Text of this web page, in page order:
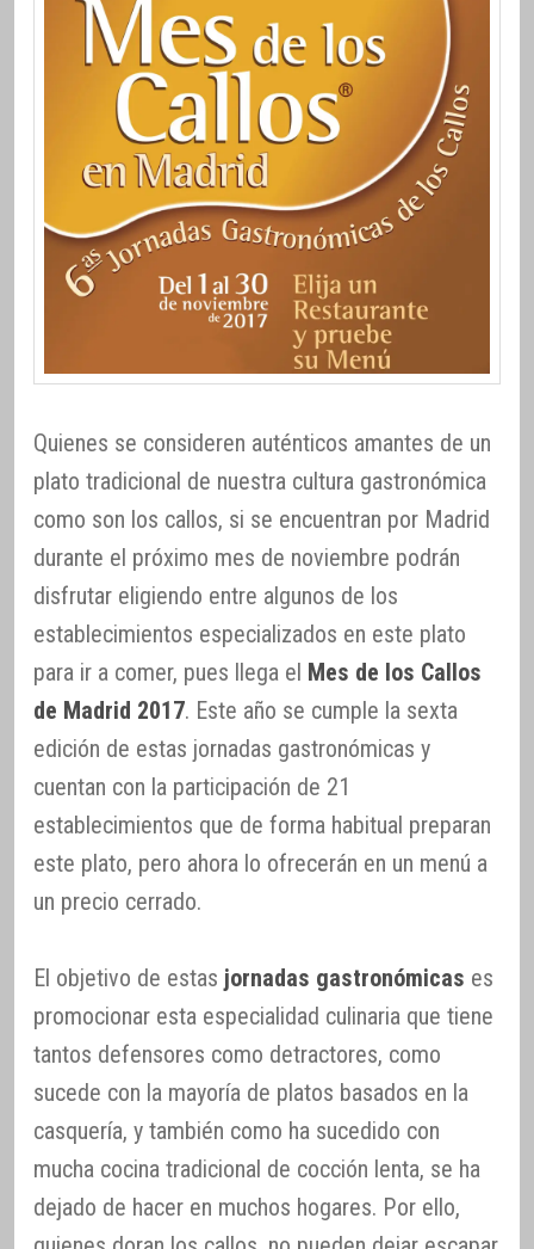
Quienes se consideren auténticos amantes de un
plato tradicional de nuestra cultura gastronómica
como son los callos, si se encuentran por Madrid
durante el próximo mes de noviembre podrán
disfrutar eligiendo entre algunos de los
establecimientos especializados en este plato
para ir a comer, pues llega el Mes de los Callos
de Madrid 2017. Este año se cumple la sexta
edición de estas jornadas gastronómicas y
cuentan con la participación de 21
establecimientos que de forma habitual preparan
este plato, pero ahora lo ofrecerán en un menú a
un precio cerrado.
El objetivo de estas jornadas gastronómicas es
promocionar esta especialidad culinaria que tiene
tantos defensores como detractores, como
sucede con la mayoría de platos basados en la
casquería, y también como ha sucedido con
mucha cocina tradicional de cocción lenta, se ha
dejado de hacer en muchos hogares. Por ello,